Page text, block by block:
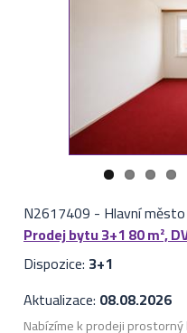
N2617409 - Hlavní
Prodej bytu 3+1 80 m²,
Dispozice: 3+1
Aktualizace: 08.08.2026
Nabízíme k prodeji